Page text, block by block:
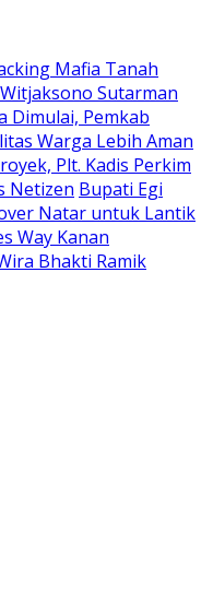
Mafia Tanah
Sutarman
Dimulai, Pemkab
Warga Lebih Aman
Plt. Kadis Perkim
Netizen Bupati Egi
Natar untuk Lantik
Way Kanan
Bhakti Ramik